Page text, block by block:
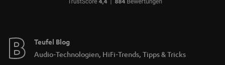
Teufel Blog
Audio-Technologien, HiFi-Trends, Tipps & Tricks